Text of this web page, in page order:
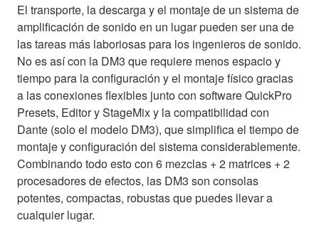
El transporte, la descarga y el montaje de un sistema de
amplificación de sonido en un lugar pueden ser una de
las tareas más laboriosas para los ingenieros de sonido.
No es así con la DM3 que requiere menos espacio y
tiempo para la configuración y el montaje físico gracias
a las conexiones flexibles junto con software QuickPro
Presets, Editor y StageMix y la compatibilidad con
Dante (solo el modelo DM3), que simplifica el tiempo de
montaje y configuración del sistema considerablemente.
Combinando todo esto con 6 mezclas + 2 matrices + 2
procesadores de efectos, las DM3 son consolas
potentes, compactas, robustas que puedes llevar a
cualquier lugar.